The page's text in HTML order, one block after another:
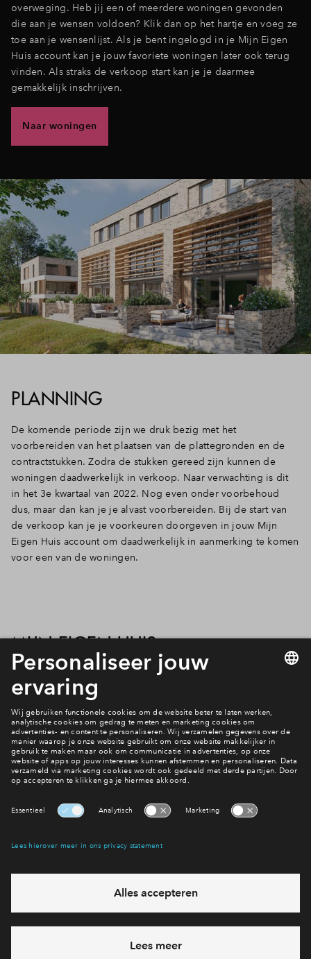
overweging. Heb jij een of meerdere woningen gevonden
die aan je wensen voldoen? Klik dan op het hartje en voeg ze
toe aan je wensenlijst. Als je bent ingelogd in je Mijn Eigen
Huis account kan je jouw favoriete woningen later ook terug
vinden. Als straks de verkoop start kan je je daarmee
gemakkelijk inschrijven.
Naar woningen
PLANNING
De komende periode zijn we druk bezig met het
voorbereiden van het plaatsen van de plattegronden en de
contractstukken. Zodra de stukken gereed zijn kunnen de
woningen daadwerkelijk in verkoop. Naar verwachting is dit
in het 3e kwartaal van 2022. Nog even onder voorbehoud
dus, maar dan kan je je alvast voorbereiden. Bij de start van
de verkoop kan je je voorkeuren doorgeven in jouw Mijn
Eigen Huis account om daadwerkelijk in aanmerking te komen
voor een van de woningen.
MIJN EIGEN HUIS
Bij de inschrijving van De Gelderse Stadstuin fase 2 heb je
een Mijn Eigen Huis account nodig. Hierin staan jouw
persoonlijke gegevens, de contractstukken zodra deze
gereed zijn en kan je je voorkeuren doorgeven als de
verkoop is gestart. Heb je nog geen account? Maar er dan
snel een aan. Via onderstaande button lees je hoe je dit doet.
Interesse? Meld je dan snel aan
Hiermee blijf je op de hoogte van het belangrijkste nieuws en
Ja, ik wil mij aanmelden
Heb je een vraag en wil je direct antwoord? Bel ons op